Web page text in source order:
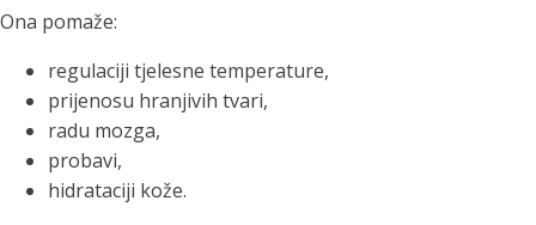
Ona pomaže:
regulaciji tjelesne temperature,
prijenosu hranjivih tvari,
radu mozga,
probavi,
hidrataciji kože.